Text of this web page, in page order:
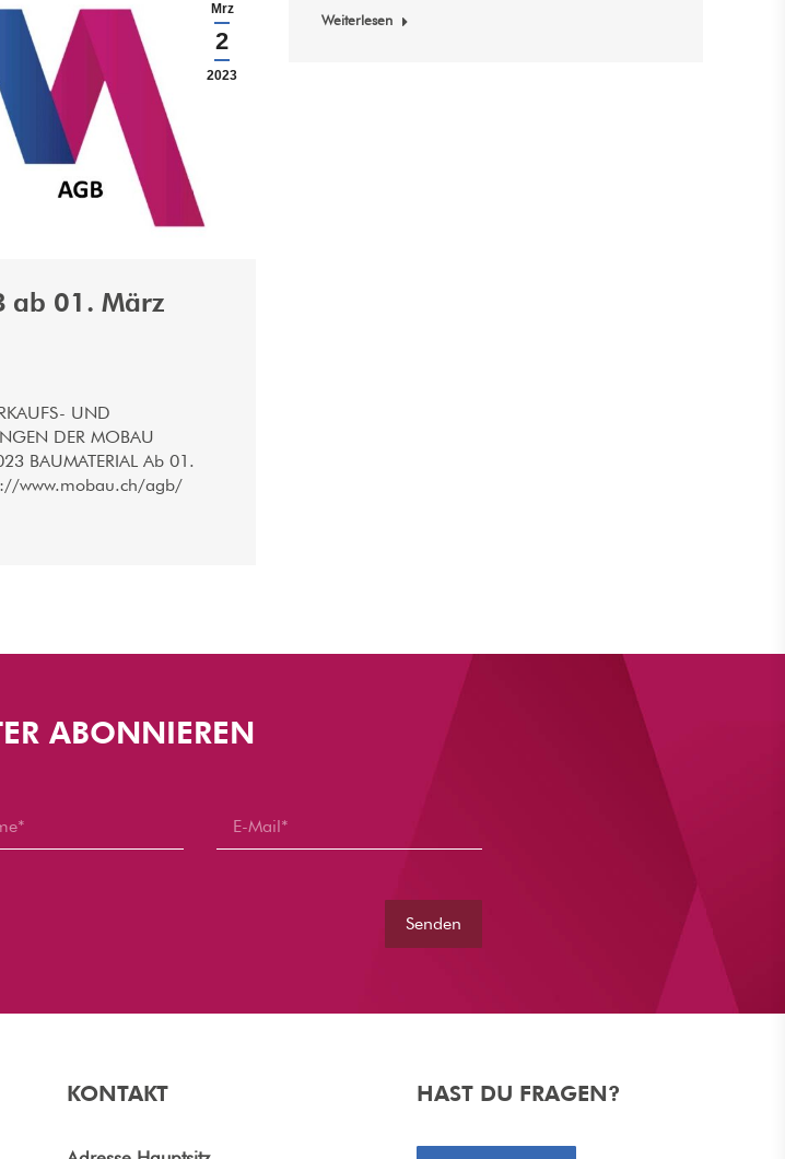
Weiterlesen
Mrz
2
2023
ab 01. März
UND
DER MOBAU
BAUMATERIAL Ab 01.
www.mobau.ch/agb/
ABONNIEREN
KONTAKT HAST DU FRAGEN?